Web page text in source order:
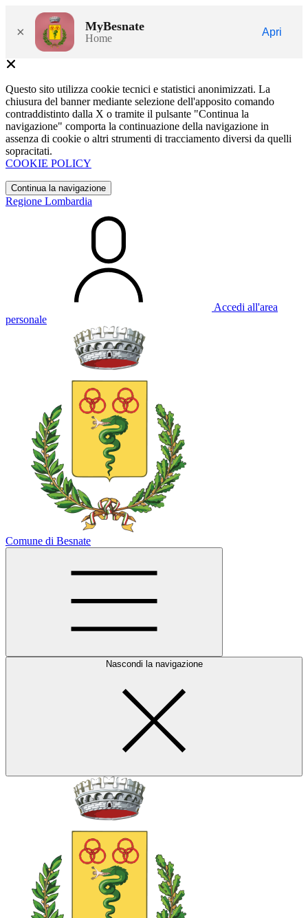
× MyBesnate
Home
Apri
Questo sito utilizza cookie tecnici e statistici anonimizzati. La
chiusura del banner mediante selezione dell'apposito comando
contraddistinto dalla X o tramite il pulsante "Continua la
navigazione" comporta la continuazione della navigazione in
assenza di cookie o altri strumenti di tracciamento diversi da quelli
sopracitati.
COOKIE POLICY
Continua la navigazione
Regione Lombardia
Accedi all'area
personale
Comune di Besnate
Nascondi la navigazione